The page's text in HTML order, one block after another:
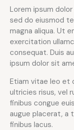
Lorem ipsum
sed do eiusmod
magna aliqua. Ut
exercitation
consequat. Duis
ipsum dolor sit
Etiam vitae leo et
ultricies risus, vel
finibus congue
augue placerat, a
finibus lacus.